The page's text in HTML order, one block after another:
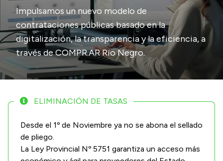
Presupuesto
Boletín Oficial
Compras y licitaciones
Consulta de expedientes
Convocatorias
Login
Impulsamos un nuevo modelo de
contrataciones públicas basado en la
digitalización, la transparencia y la eficiencia, a
través de COMPR.AR Río Negro.
ELIMINACIÓN DE TASAS
Desde el 1º de Noviembre ya no se abona el sellado
de pliego.
La Ley Provincial Nº 5751 garantiza un acceso más